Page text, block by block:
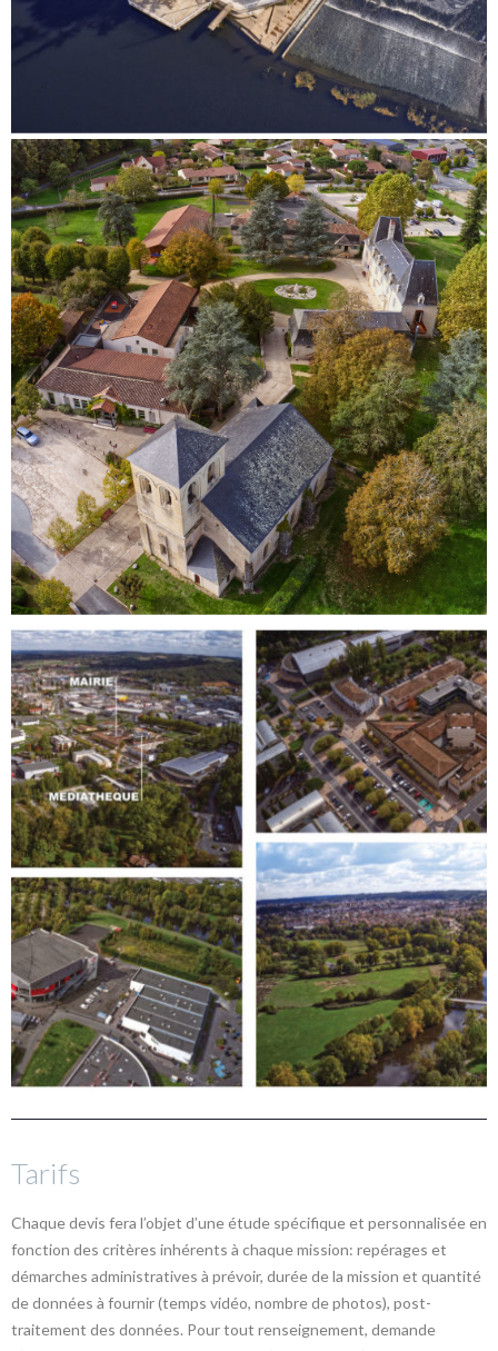
Tarifs
Chaque devis fera l’objet d’une étude spécifique et personnalisée en
fonction des critères inhérents à chaque mission: repérages et
démarches administratives à prévoir, durée de la mission et quantité
de données à fournir (temps vidéo, nombre de photos), post-
traitement des données. Pour tout renseignement, demande